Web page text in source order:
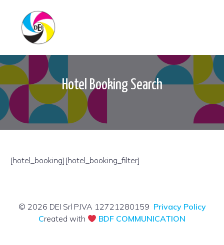
Hotel Booking Search
[hotel_booking][hotel_booking_filter]
© 2026 DEI Srl P.IVA 12721280159 Privacy Policy
Created with BDF COMMUNICATION